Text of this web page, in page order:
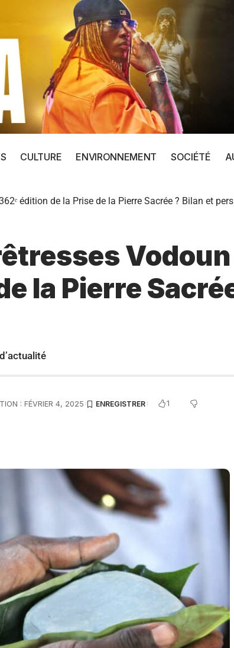
CULTURE ENVIRONNEMENT SOCIÉTÉ
édition de la Prise de la Pierre Sacrée ? Bilan et
la Pierre
: FÉVRIER 4, 2025 1